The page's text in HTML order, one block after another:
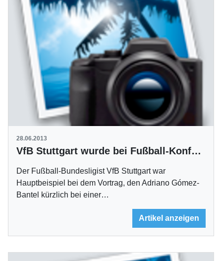
28.06.2013
VfB Stuttgart wurde bei Fußball-Konferenz in Manchester thematisiert
Der Fußball-Bundesligist VfB Stuttgart war
Hauptbeispiel bei dem Vortrag, den Adriano Gómez-
Bantel kürzlich bei einer…
Artikel anzeigen